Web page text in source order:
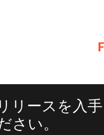
交換された製品を返品す
リースを入手
い。